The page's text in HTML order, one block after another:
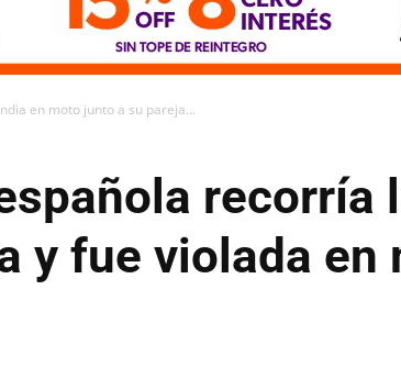
en moto junto a su pareja...
recorría
y fue violada en